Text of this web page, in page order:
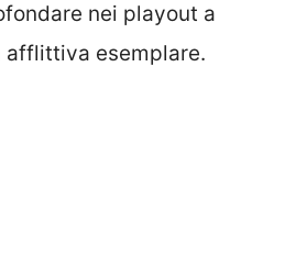
nei playout a
afflittiva esemplare.